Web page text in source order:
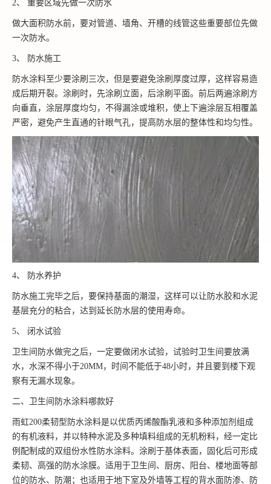
2、 重要区域先做一次防水
做大面积防水前，要对管道、墙角、开槽的线管这些重要部位先做
一次防水。
3、 防水施工
防水涂料至少要涂刷三次，但是要避免涂刷厚度过厚，这样容易造
成后期开裂。涂刷时，先涂刷立面，后涂刷平面。前后两遍涂刷方
向垂直，涂层厚度均匀，不得漏涂或堆积，使上下遍涂层互相覆盖
严密，避免产生直通的针眼气孔，提高防水层的整体性和均匀性。
4、 防水养护
防水施工完毕之后，要保持基面的潮湿，这样可以让防水胶和水泥
基层充分的粘合，达到延长防水层的使用寿命。
5、 闭水试验
卫生间防水做完之后，一定要做闭水试验，试验时卫生间要放满
水，水深不得小于20MM，时间不能低于48小时，并且要到楼下观
察有无漏水现象。
二、卫生间防水涂料哪款好
雨虹200柔韧型防水涂料是以优质丙烯酸酯乳液和多种添加剂组成
的有机液料，并以特种水泥及多种填料组成的无机粉料，经一定比
例配制成的双组份水性防水涂料。涂刷于基体表面，固化后可形成
柔韧、高强的防水涂膜。适用于卫生间、厨房、阳台、楼地面等部
位的防水、防潮；也适用于地下室及外墙等工程的背水面防渗、防